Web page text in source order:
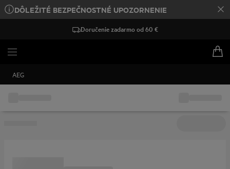
DÔLEŽITÉ BEZPEČNOSTNÉ UPOZORNENIE
Doručenie zadarmo od 60 €
AEG